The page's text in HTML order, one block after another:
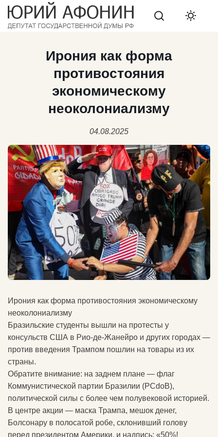
Search
Ирония как форма
противостояния
экономическому
неоколониализму
04.08.2025
Ирония как форма противостояния экономическому
неоколониализму
Бразильские студенты вышли на протесты у
консульств США в Рио-де-Жанейро и других городах —
против введения Трампом пошлин на товары из их
страны.
Обратите внимание: на заднем плане — флаг
Коммунистической партии Бразилии (PCdoB),
политической силы с более чем полувековой историей.
В центре акции — маска Трампа, мешок денег,
Болсонару в полосатой робе, склонивший голову
перед президентом Америки, и надпись: «50%!